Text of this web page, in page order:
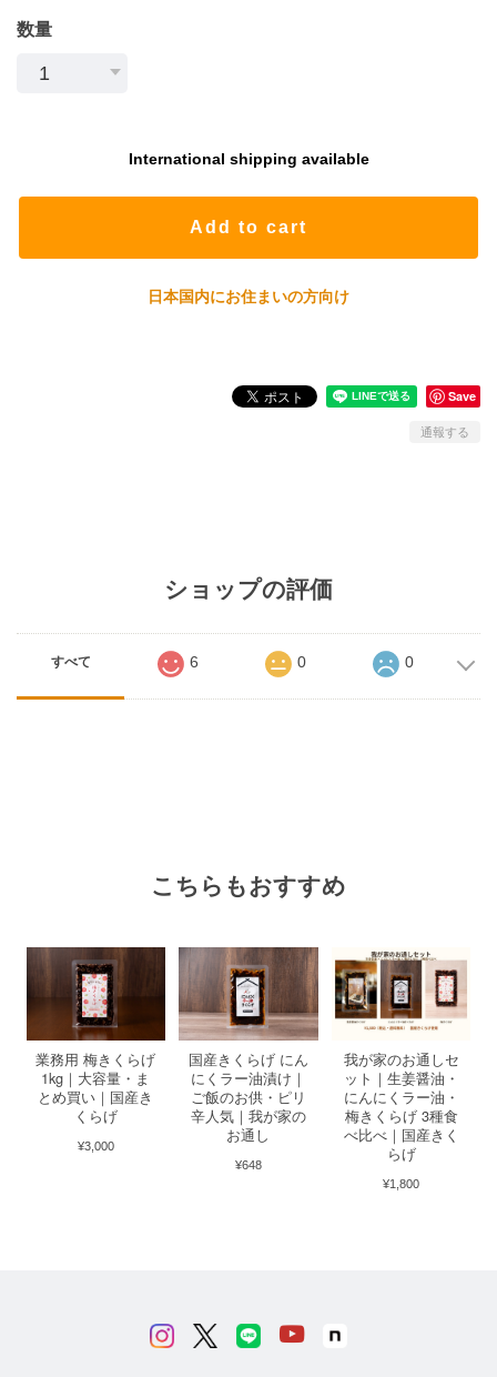
数量
International shipping available
Add to cart
日本国内にお住まいの方向け
Save
通報する
ショップの評価
すべて 6 0 0
こちらもおすすめ
業務用 梅きくらげ
1kg｜大容量・ま
とめ買い｜国産き
くらげ
¥3,000
国産きくらげ にん
にくラー油漬け｜
ご飯のお供・ピリ
辛人気｜我が家の
お通し
¥648
我が家のお通しセ
ット｜生姜醤油・
にんにくラー油・
梅きくらげ 3種食
べ比べ｜国産きく
らげ
¥1,800